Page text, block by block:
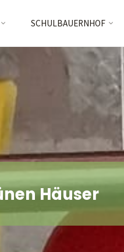
SCHULBAUERNHOF
Häuser